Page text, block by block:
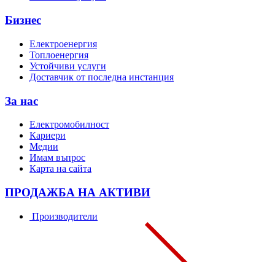
Бизнес
Електроенергия
Топлоенергия
Устойчиви услуги
Доставчик от последна инстанция
За нас
Електромобилност
Кариери
Медии
Имам въпрос
Карта на сайта
ПРОДАЖБА НА АКТИВИ
Производители